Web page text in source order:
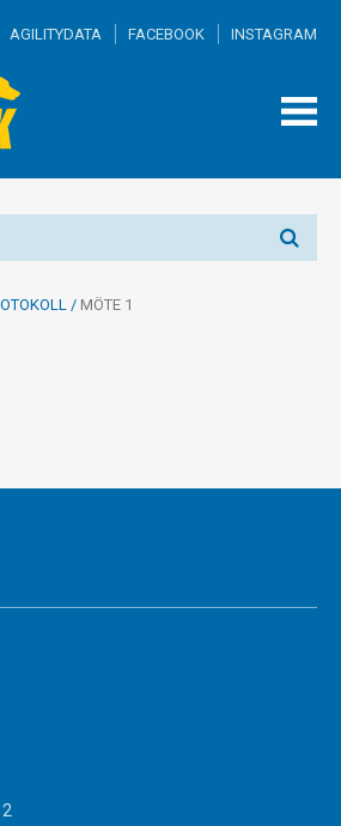
AGILITYDATA FACEBOOK INSTAGRAM
/ MÖTE 1